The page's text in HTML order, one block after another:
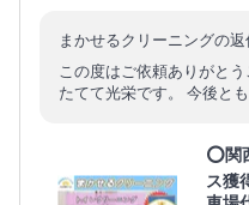
まかせるクリーニングの返
この度はご依頼ありがと
たてて光栄です。 今後と
⭕関
ス獲